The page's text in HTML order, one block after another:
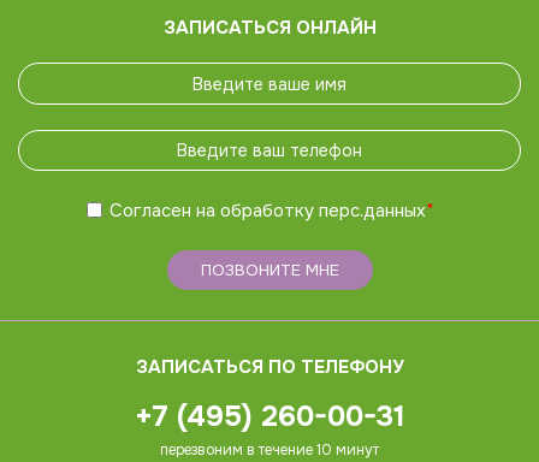
ЗАПИСАТЬСЯ ОНЛАЙН
Согласен на обработку перс.данных*
ПОЗВОНИТЕ МНЕ
ЗАПИСАТЬСЯ ПО ТЕЛЕФОНУ
+7 (495) 260-00-31
перезвоним в течение 10 минут